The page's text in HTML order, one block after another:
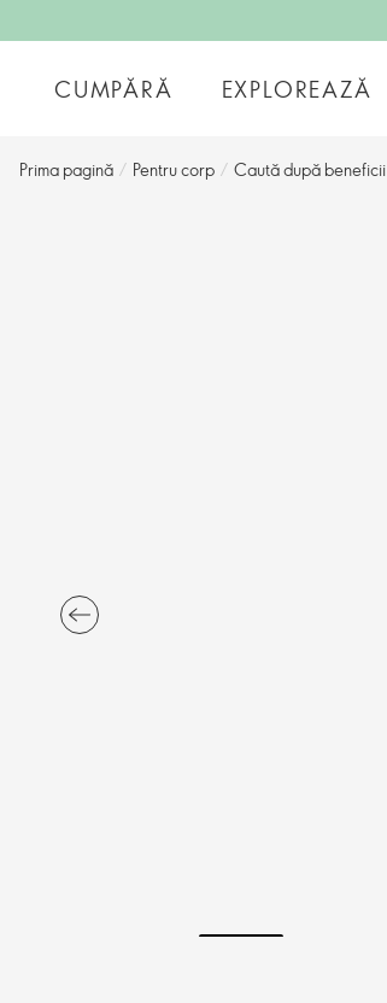
CUMPĂRĂ EXPLOREAZĂ
Prima pagină / Pentru corp / Caută după beneficii